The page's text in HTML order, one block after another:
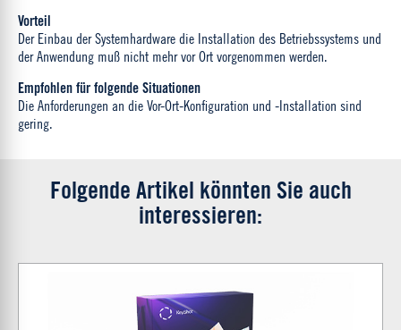
Vorteil
Der Einbau der Systemhardware die Installation des Betriebssystems und
der Anwendung muß nicht mehr vor Ort vorgenommen werden.
Empfohlen für folgende Situationen
Die Anforderungen an die Vor-Ort-Konfiguration und -Installation sind
gering.
Folgende Artikel könnten Sie auch
interessieren: